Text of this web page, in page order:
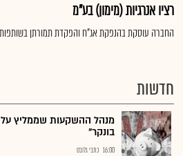
רציו אנרגיות (מימון) בע"מ
החברה עוסקת בהנפקת אג"ח והפקדת תמורתן
חדשות
מנהל ההשקעות שממליץ על
בונקר"
16:00 כתבי גלובס